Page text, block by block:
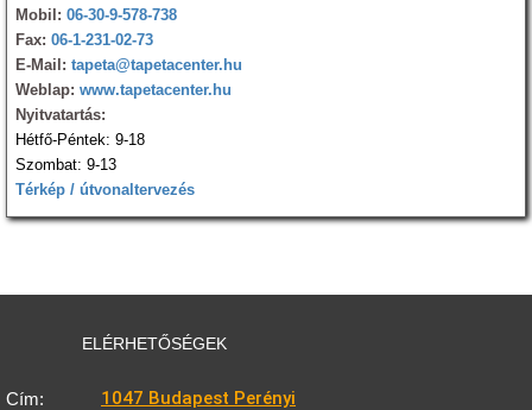
Mobil: 06-30-9-578-738
Fax: 06-1-231-02-73
E-Mail: tapeta@tapetacenter.hu
Weblap: www.tapetacenter.hu
Nyitvatartás:
Hétfő-Péntek: 9-18
Szombat: 9-13
Térkép / útvonaltervezés
ELÉRHETŐSÉGEK
Cím:
1047 Budapest Perényi